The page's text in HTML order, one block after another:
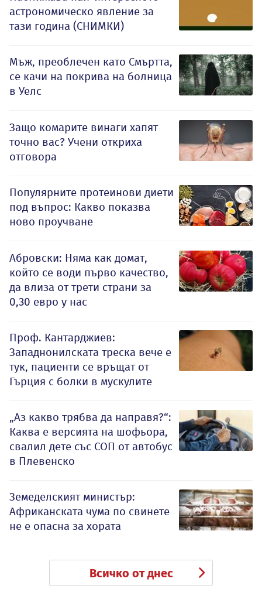
астрономическо явление за
тази година (СНИМКИ)
Мъж, преоблечен като Смъртта,
се качи на покрива на болница
в Уелс
Защо комарите винаги хапят
точно вас? Учени откриха
отговора
Популярните протеинови диети
под въпрос: Какво показва
ново проучване
Абровски: Няма как домат,
който се води първо качество,
да влиза от трети страни за
0,30 евро у нас
Проф. Кантарджиев:
Западнонилската треска вече е
тук, пациенти се връщат от
Гърция с болки в мускулите
„Аз какво трябва да направя?“:
Каква е версията на шофьора,
свалил дете със СОП от автобус
в Плевенско
Земеделският министър:
Африканската чума по свинете
не е опасна за хората
Всичко от днес